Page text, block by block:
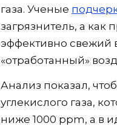
газа. Ученые
загрязнитель, а как
эффективно свежий
«отработанный»
Анализ показал,
углекислого газа,
ниже 1000 ppm, а в